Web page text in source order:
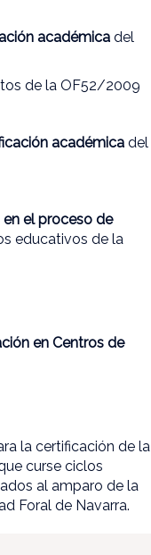
académica del
de la OF52/2009
académica del
el proceso de
educativos de la
en Centros de
la certificación de la
curse ciclos
al amparo de la
Foral de Navarra.